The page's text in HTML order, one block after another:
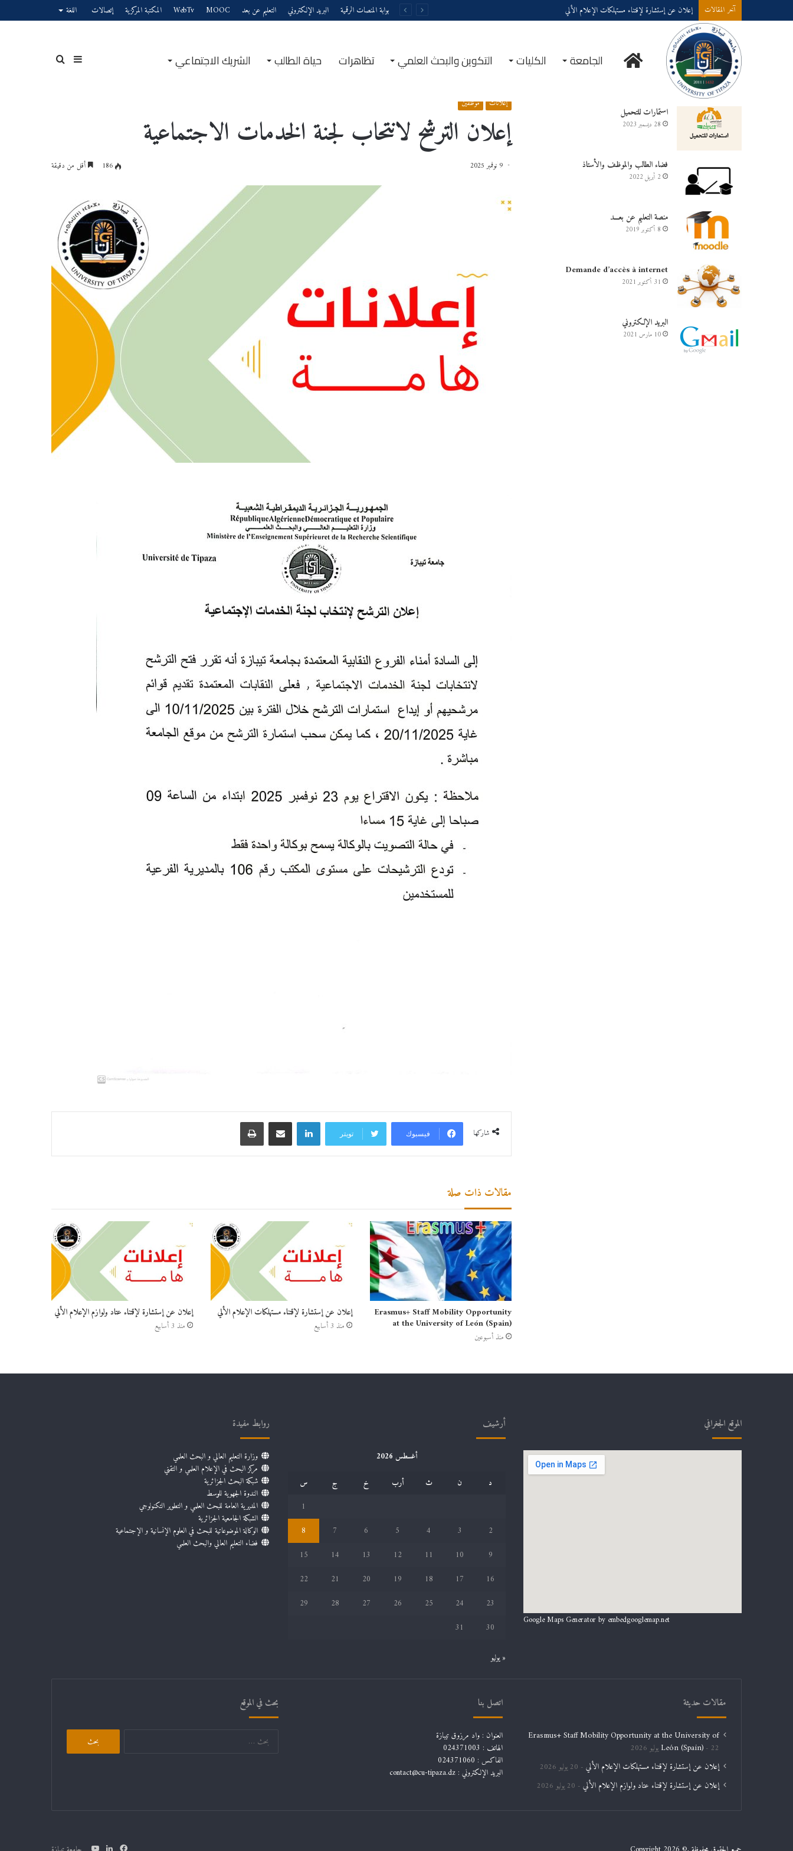
آخر المقالات إعلان عن إستشارة لإقتناء مستهلكات الإعلام الألي بوابة المنصات الرقمية البريد الإلكتروني التعليم عن بعد MOOC
WebTv المكتبة المركزية إتصالات اللغة
الرئيسيةالجامعة الكليات التكوين والبحث العلمي تظاهرات حياة الطالب الشريك الاجتماعي بحثإضافة
جانبي
إعلانات موظفين
إعلان الترشح لانتحاب لجنة الخدمات الاجتماعية
9 نوفمبر 2025 186 أقل من دقيقة
شاركها فيسبوك تويتر
لينكدإن مشاركة عبر البريد طباعة
مقالات ذات صلة
Erasmus+ Staff Mobility Opportunity
at the University of León (Spain)
منذ أسبوعين
إعلان عن إستشارة لإقتناء مستهلكات الإعلام الألي
منذ 3 أسابيع
إعلان عن إستشارة لإقتناء عتاد ولوازم الإعلام الألي
منذ 3 أسابيع
خدمــــات على الخـط
استمارات للتحميل
28 ديسمبر 2023
فضاء الطالب والموظف والأستاذ
2 أبريل 2022
منصة التعليم عن بعـــد
8 أكتوبر 2019
Demande d’accès à internet
31 أكتوبر 2021
البريد الإلكتروني
10 مارس 2021
الموقع الجغرافي
Google Maps Generator by embedgooglemap.net
أرشيف
أغسطس 2026
د
ن ث أرب خ ج
س
1
2
3
4
5
6
7
8
9
10
11
12
13
14
15
16
17
18
19
20
21
22
23
24
25
26
27
28
29
30
31
« يوليو
روابط مفيدة
وزارة التعليم العالي و البحث العلمي
مركز البحث في الإعلام العلمي و التقني
شبكة البحث الجزائرية
الندوة الجهوية للوسط
المديرية العامة للبحث العلمي و التطوير التكنولوجي
الشبكة الجامعية الجزائرية
الوكالة الموضوعاتية للبحث في العلوم الإنسانية و الإجتماعية
فضاء التعليم العالي والبحث العلمي
مقالات حديثة
Erasmus+ Staff Mobility Opportunity at the University of
León (Spain)
22 يوليو 2026
إعلان عن إستشارة لإقتناء مستهلكات الإعلام الألي 20 يوليو 2026
إعلان عن إستشارة لإقتناء عتاد ولوازم الإعلام الألي 20 يوليو 2026
اتصل بنا
العنوان : واد مرزوق تيبازة
الهاتف : 024371003
الفاكس : 024371060
البريد الإلكتروني :contact@cu-tipaza.dz
بحث في الموقع
البحث
فيسبوكلينكدإنيوتيوب